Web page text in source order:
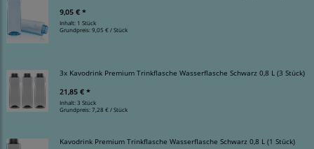
9,05 € *
Inhalt: 1 Stück
Grundpreis:9,05 € / Stück
3x Kavodrink Premium Trinkflasche Wasserflasche Schwarz 0,8 L (3 Stück)
21,85 € *
Inhalt: 3 Stück
Grundpreis:7,28 € / Stück
Kavodrink Premium Trinkflasche Wasserflasche Schwarz 0,8 L (1 Stück)